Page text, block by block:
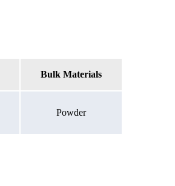
Bulk Materials
Powder